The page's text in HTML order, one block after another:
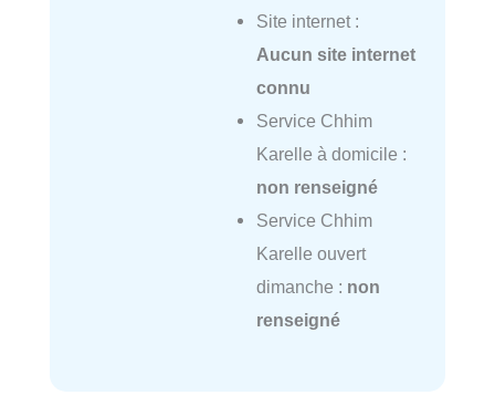
Site internet :
Aucun site internet
connu
Service Chhim
Karelle à domicile :
non renseigné
Service Chhim
Karelle ouvert
dimanche : non
renseigné